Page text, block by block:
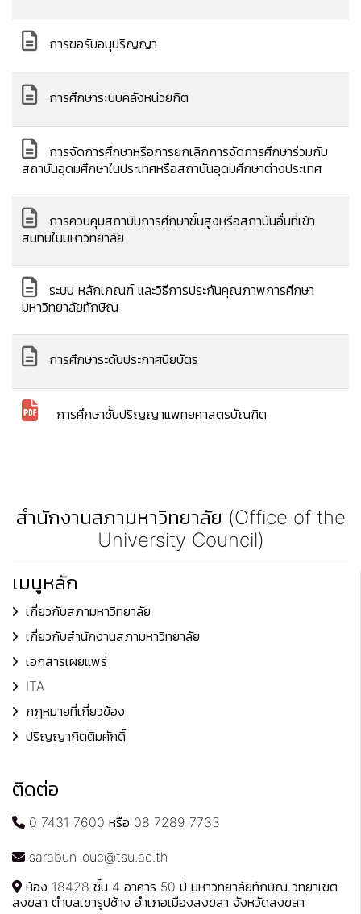
การขอรับอนุปริญญา
การศึกษาระบบคลังหน่วยกิต
การจัดการศึกษาหรือการยกเลิกการจัดการศึกษาร่วมกับ
สถาบันอุดมศึกษาในประเทศหรือสถาบันอุดมศึกษาต่างประเทศ
การควบคุมสถาบันการศึกษาขั้นสูงหรือสถาบันอื่นที่เข้า
สมทบในมหาวิทยาลัย
ระบบ หลักเกณฑ์ และวิธีการประกันคุณภาพการศึกษา
มหาวิทยาลัยทักษิณ
การศึกษาระดับประกาศนียบัตร
การศึกษาชั้นปริญญาแพทยศาสตรบัณฑิต
สำนักงานสภามหาวิทยาลัย (Office of the
University Council)
เมนูหลัก
เกี่ยวกับสภามหาวิทยาลัย
เกี่ยวกับสำนักงานสภามหาวิทยาลัย
เอกสารเผยแพร่
ITA
กฎหมายที่เกี่ยวข้อง
ปริญญากิตติมศักดิ์
ติดต่อ
0 7431 7600 หรือ 08 7289 7733
sarabun_ouc@tsu.ac.th
ห้อง 18428 ชั้น 4 อาคาร 50 ปี มหาวิทยาลัยทักษิณ วิทยาเขต
สงขลา ตำบลเขารูปช้าง อำเภอเมืองสงขลา จังหวัดสงขลา